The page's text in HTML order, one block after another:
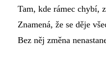
Tam, kde rámec chybí,
Znamená, že se děje
Bez něj změna